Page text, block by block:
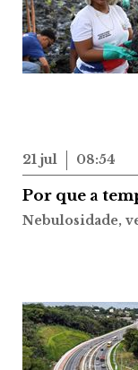
21 jul 08:54
Por que a
Nebulosidade,